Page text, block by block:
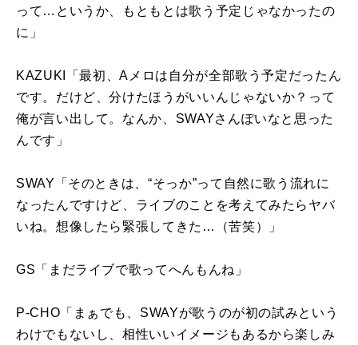
って…というか、もともとは歌う予定じゃなかったの
に」
KAZUKI「最初、A メロは自分が全部歌う予定だったん
です。だけど、分けたほうがいいんじゃないか？って
俺が言い出して。なんか、 SWAYさんぽいなと思った
んです」
SWAY「そのときは、“そっか”って自然に歌う流れに
なったんですけど、ライブのことを考えてみたらヤバ
いね。想像したら緊張してきた…（苦笑）」
GS「まだライブで歌ってへんもんね」
P-CHO「まぁでも、 SWAYが歌うのが初の試みという
わけでもないし、相性いいイメージもあるから楽しみ